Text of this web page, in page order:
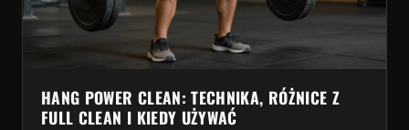
HANG POWER CLEAN: TECHNIKA, RÓŻNICE Z
FULL CLEAN I KIEDY UŻYWAĆ